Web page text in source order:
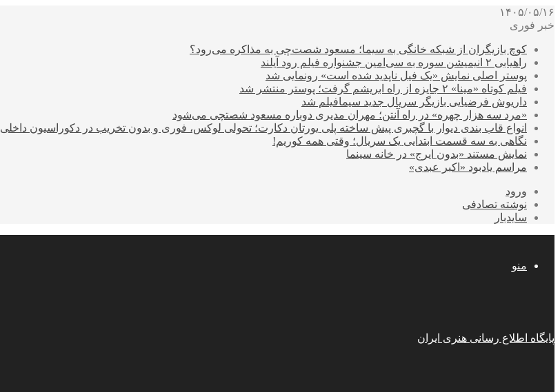
۱۴۰۵/۰۵/۱۶
خبر فوری
کوچ بازیگران از شبکه خانگی به سیما؛ مسعود شصت‌چی به مذاکره می‌رود؟
راهیابی ۲ انیمیشن سوره به سی‌امین جشنواره فیلم رود آیلند
پوستر اصلی نمایش «یک فیل ناپدید شده است» رونمایی شد
فیلم کوتاه «مینا» ۲ جایزه از راه ابریشم گرفت؛ پوستر منتشر شد
داریوش فرضیایی بازیگر سریال جدید سیمافیلم شد
«مرد سه هزار چهره» در راه آنتن؛ مهران مدیری دوباره مسعود شصتچی می‌شود
انواع قاب بندی دیوار با گچبری پیش ساخته پلی یورتان دکارت؛ تحولی لوکس، فوری و بدون تخریب در دکوراسیون داخلی
نگاهی به سه قسمت ابتدایی یک سریال؛ وقتی همه کوریم!
نمایش مستند «بدون ایرج» در خانه سینما
مراسم یادبود «اکبر عبدی»
ورود
نوشته تصادفی
سایدبار
منو
پایگاه اطلاع رسانی هنری ایران